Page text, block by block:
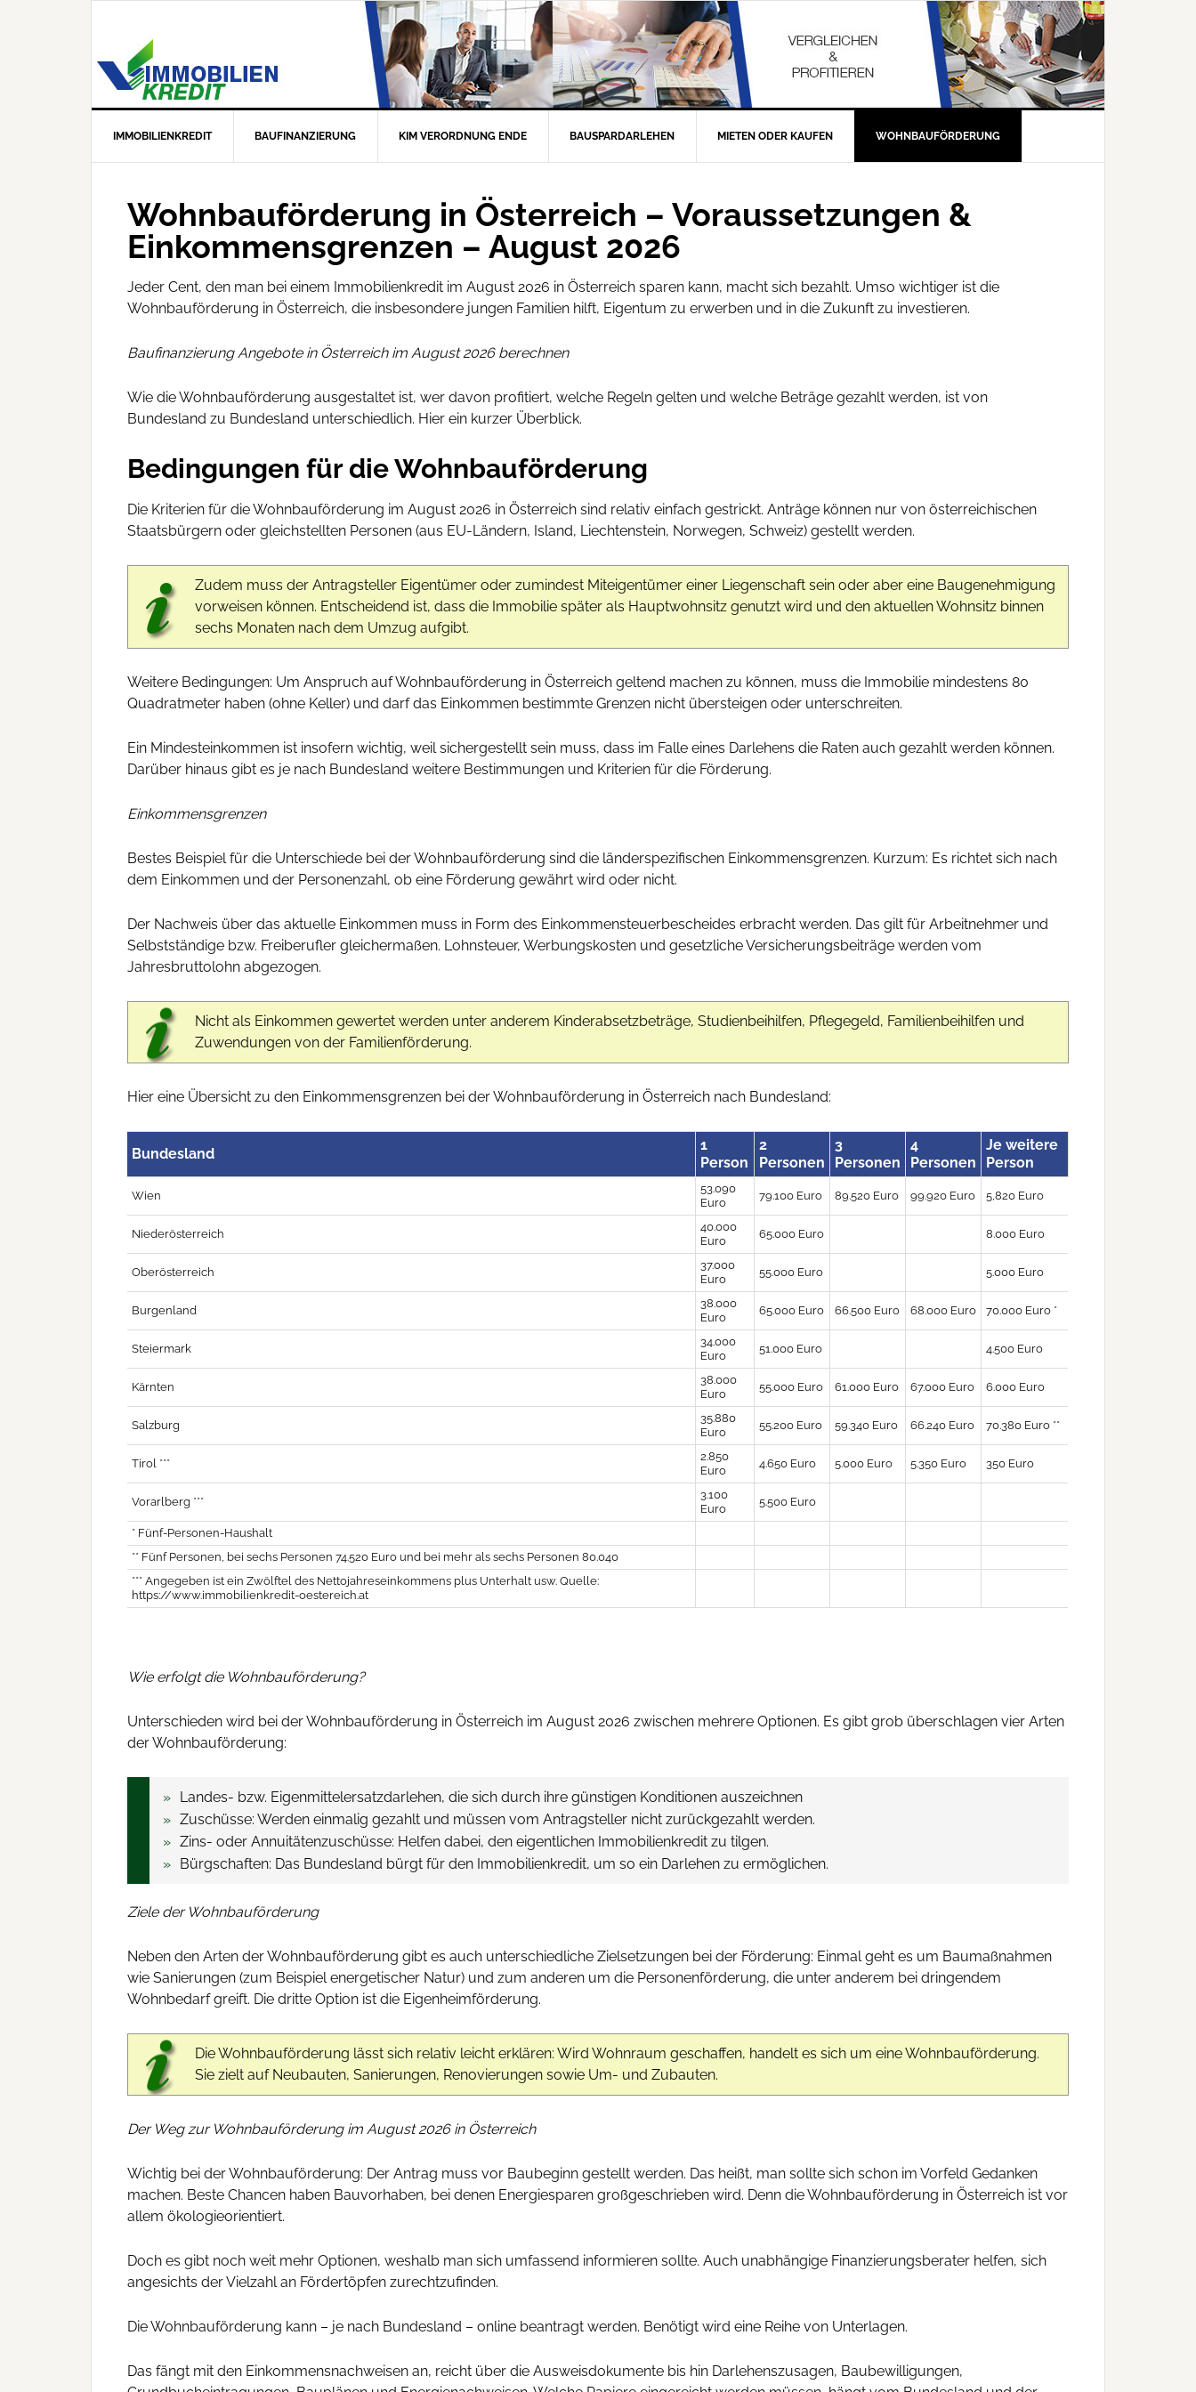
IMMOBILIENKREDIT BAUFINANZIERUNG KIM VERORDNUNG ENDE BAUSPARDARLEHEN MIETEN ODER KAUFEN WOHNBAUFÖRDERUNG
Wohnbauförderung in Österreich – Voraussetzungen &
Einkommensgrenzen – August 2026
Jeder Cent, den man bei einem Immobilienkredit im August 2026 in Österreich sparen kann, macht sich bezahlt. Umso wichtiger ist die
Wohnbauförderung in Österreich, die insbesondere jungen Familien hilft, Eigentum zu erwerben und in die Zukunft zu investieren.
Baufinanzierung Angebote in Österreich im August 2026 berechnen
Wie die Wohnbauförderung ausgestaltet ist, wer davon profitiert, welche Regeln gelten und welche Beträge gezahlt werden, ist von
Bundesland zu Bundesland unterschiedlich. Hier ein kurzer Überblick.
Bedingungen für die Wohnbauförderung
Die Kriterien für die Wohnbauförderung im August 2026 in Österreich sind relativ einfach gestrickt. Anträge können nur von österreichischen
Staatsbürgern oder gleichstellten Personen (aus EU-Ländern, Island, Liechtenstein, Norwegen, Schweiz) gestellt werden.
Zudem muss der Antragsteller Eigentümer oder zumindest Miteigentümer einer Liegenschaft sein oder aber eine Baugenehmigung
vorweisen können. Entscheidend ist, dass die Immobilie später als Hauptwohnsitz genutzt wird und den aktuellen Wohnsitz binnen
sechs Monaten nach dem Umzug aufgibt.
Weitere Bedingungen: Um Anspruch auf Wohnbauförderung in Österreich geltend machen zu können, muss die Immobilie mindestens 80
Quadratmeter haben (ohne Keller) und darf das Einkommen bestimmte Grenzen nicht übersteigen oder unterschreiten.
Ein Mindesteinkommen ist insofern wichtig, weil sichergestellt sein muss, dass im Falle eines Darlehens die Raten auch gezahlt werden können.
Darüber hinaus gibt es je nach Bundesland weitere Bestimmungen und Kriterien für die Förderung.
Einkommensgrenzen
Bestes Beispiel für die Unterschiede bei der Wohnbauförderung sind die länderspezifischen Einkommensgrenzen. Kurzum: Es richtet sich nach
dem Einkommen und der Personenzahl, ob eine Förderung gewährt wird oder nicht.
Der Nachweis über das aktuelle Einkommen muss in Form des Einkommensteuerbescheides erbracht werden. Das gilt für Arbeitnehmer und
Selbstständige bzw. Freiberufler gleichermaßen. Lohnsteuer, Werbungskosten und gesetzliche Versicherungsbeiträge werden vom
Jahresbruttolohn abgezogen.
Nicht als Einkommen gewertet werden unter anderem Kinderabsetzbeträge, Studienbeihilfen, Pflegegeld, Familienbeihilfen und
Zuwendungen von der Familienförderung.
Hier eine Übersicht zu den Einkommensgrenzen bei der Wohnbauförderung in Österreich nach Bundesland:
Bundesland
1
Person
2
Personen
3
Personen
4
Personen
Je weitere
Person
Wien
53.090
Euro
79.100 Euro 89.520 Euro 99.920 Euro 5,820 Euro
Niederösterreich
40.000
Euro
65.000 Euro 8.000 Euro
Oberösterreich
37.000
Euro
55.000 Euro 5.000 Euro
Burgenland
38.000
Euro
65.000 Euro 66.500 Euro 68.000 Euro 70.000 Euro *
Steiermark
34.000
Euro
51.000 Euro 4.500 Euro
Kärnten
38.000
Euro
55.000 Euro 61.000 Euro 67.000 Euro 6.000 Euro
Salzburg
35.880
Euro
55.200 Euro 59.340 Euro 66.240 Euro 70.380 Euro **
Tirol ***
2.850
Euro
4.650 Euro 5.000 Euro 5.350 Euro 350 Euro
Vorarlberg ***
3.100
Euro
5.500 Euro
* Fünf-Personen-Haushalt
** Fünf Personen, bei sechs Personen 74.520 Euro und bei mehr als sechs Personen 80.040
*** Angegeben ist ein Zwölftel des Nettojahreseinkommens plus Unterhalt usw. Quelle:
https://www.immobilienkredit-oestereich.at
Wie erfolgt die Wohnbauförderung?
Unterschieden wird bei der Wohnbauförderung in Österreich im August 2026 zwischen mehrere Optionen. Es gibt grob überschlagen vier Arten
der Wohnbauförderung:
Landes- bzw. Eigenmittelersatzdarlehen, die sich durch ihre günstigen Konditionen auszeichnen
Zuschüsse: Werden einmalig gezahlt und müssen vom Antragsteller nicht zurückgezahlt werden.
Zins- oder Annuitätenzuschüsse: Helfen dabei, den eigentlichen Immobilienkredit zu tilgen.
Bürgschaften: Das Bundesland bürgt für den Immobilienkredit, um so ein Darlehen zu ermöglichen.
Ziele der Wohnbauförderung
Neben den Arten der Wohnbauförderung gibt es auch unterschiedliche Zielsetzungen bei der Förderung: Einmal geht es um Baumaßnahmen
wie Sanierungen (zum Beispiel energetischer Natur) und zum anderen um die Personenförderung, die unter anderem bei dringendem
Wohnbedarf greift. Die dritte Option ist die Eigenheimförderung.
Die Wohnbauförderung lässt sich relativ leicht erklären: Wird Wohnraum geschaffen, handelt es sich um eine Wohnbauförderung.
Sie zielt auf Neubauten, Sanierungen, Renovierungen sowie Um- und Zubauten.
Der Weg zur Wohnbauförderung im August 2026 in Österreich
Wichtig bei der Wohnbauförderung: Der Antrag muss vor Baubeginn gestellt werden. Das heißt, man sollte sich schon im Vorfeld Gedanken
machen. Beste Chancen haben Bauvorhaben, bei denen Energiesparen großgeschrieben wird. Denn die Wohnbauförderung in Österreich ist vor
allem ökologieorientiert.
Doch es gibt noch weit mehr Optionen, weshalb man sich umfassend informieren sollte. Auch unabhängige Finanzierungsberater helfen, sich
angesichts der Vielzahl an Fördertöpfen zurechtzufinden.
Die Wohnbauförderung kann – je nach Bundesland – online beantragt werden. Benötigt wird eine Reihe von Unterlagen.
Das fängt mit den Einkommensnachweisen an, reicht über die Ausweisdokumente bis hin Darlehenszusagen, Baubewilligungen,